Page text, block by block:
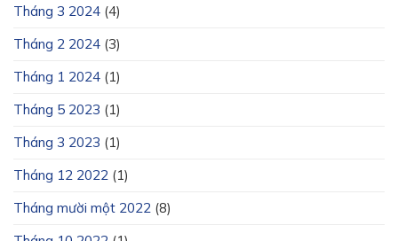
Tháng 3 2024 (4)
Tháng 2 2024 (3)
Tháng 1 2024 (1)
Tháng 5 2023 (1)
Tháng 3 2023 (1)
Tháng 12 2022 (1)
Tháng mười một 2022 (8)